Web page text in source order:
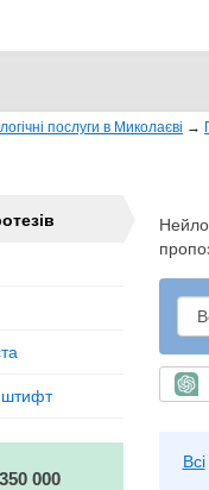
послуги в Миколаєві →
Всі
штифт
000